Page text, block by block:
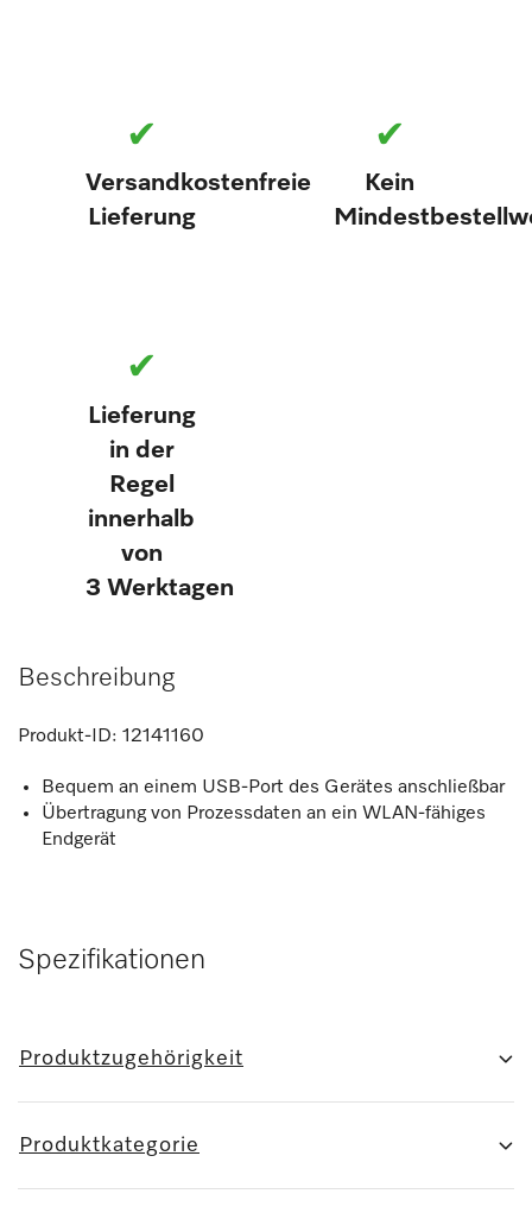
✔
Versandkostenfreie
Lieferung
✔
Kein
✔
Lieferung
in der
Regel
innerhalb
von
3 Werktagen
Beschreibung
Produkt-ID: 12141160
Bequem an einem USB-Port des Gerätes anschließbar
Übertragung von Prozessdaten an ein WLAN-fähiges
Endgerät
Spezifikationen
Produktzugehörigkeit
Produktkategorie